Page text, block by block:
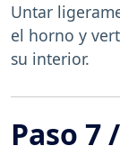
Untar
el horno y
su interior.
Paso 7